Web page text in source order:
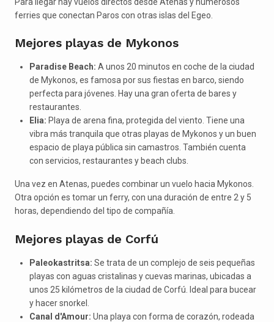
ferries que conectan Paros con otras islas del Egeo.
Mejores playas de Mykonos
Paradise Beach: A unos 20 minutos en coche de la ciudad
de Mykonos, es famosa por sus fiestas en barco, siendo
perfecta para jóvenes. Hay una gran oferta de bares y
restaurantes.
Elia: Playa de arena fina, protegida del viento. Tiene una
vibra más tranquila que otras playas de Mykonos y un buen
espacio de playa pública sin camastros. También cuenta
con servicios, restaurantes y beach clubs.
Una vez en Atenas, puedes combinar un vuelo hacia Mykonos.
Otra opción es tomar un ferry, con una duración de entre 2 y 5
horas, dependiendo del tipo de compañía.
Mejores playas de Corfú
Paleokastritsa: Se trata de un complejo de seis pequeñas
playas con aguas cristalinas y cuevas marinas, ubicadas a
unos 25 kilómetros de la ciudad de Corfú. Ideal para bucear
y hacer snorkel.
Canal d'Amour: Una playa con forma de corazón, rodeada